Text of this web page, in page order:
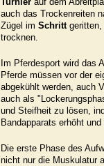
auch das Trockenreiten
Zügel im Schrittgeritten,
trocknen.
Im Pferdesport wird das
Pferde müssen vor der
abgekühlt werden, auch
auch als
und Steifheit zu lösen,
Bandapparats erhöht
Die erste Phase des
nicht nur die Muskulatur